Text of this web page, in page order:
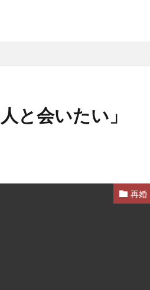
と会いたい」
再婚